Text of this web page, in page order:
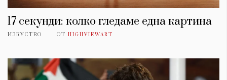
17 секунди: колко гледаме една картина
ИЗКУСТВО ОТ HIGHVIEWART